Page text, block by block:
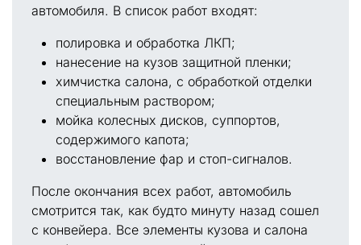
автомобиля. В список работ входят:
полировка и обработка ЛКП;
нанесение на кузов защитной пленки;
химчистка салона, с обработкой отделки
специальным раствором;
мойка колесных дисков, суппортов,
содержимого капота;
восстановление фар и стоп-сигналов.
После окончания всех работ, автомобиль
смотрится так, как будто минуту назад сошел
с конвейера. Все элементы кузова и салона